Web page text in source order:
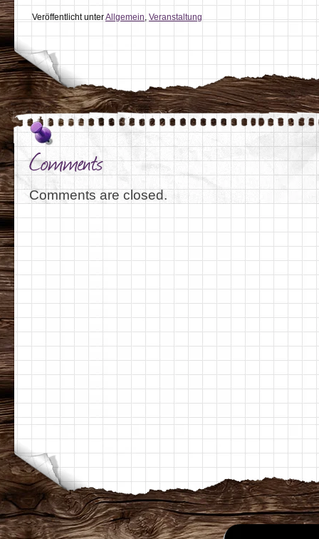
Veröffentlicht unterAllgemein,Veranstaltung
Comments
Comments are closed.